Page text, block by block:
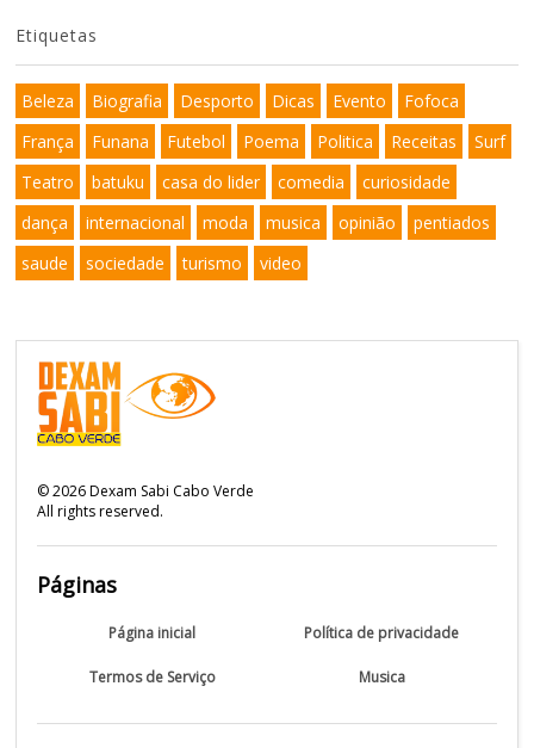
Etiquetas
Beleza Biografia Desporto Dicas Evento
Fofoca
França
Funana Futebol Poema Politica Receitas
Surf
Teatro
batuku casa do lider comedia
curiosidade
dança
internacional moda musica opinião
pentiados
saude
sociedade turismo video
©2026Dexam Sabi Cabo Verde
All rights reserved.
Páginas
Página inicial Política de privacidade
Termos de Serviço Musica